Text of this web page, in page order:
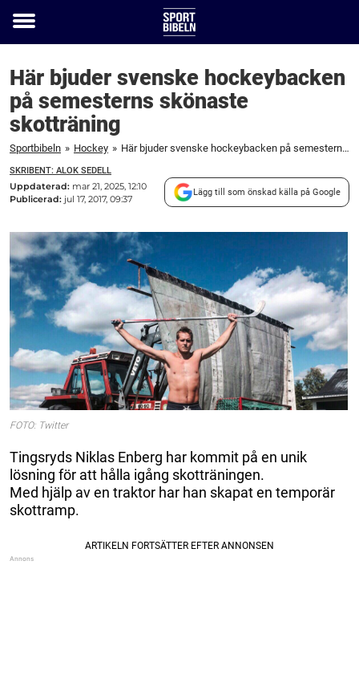
Toggle
Här bjuder svenske hockeybacken
på semesterns skönaste
skotträning
Sportbibeln » Hockey » Här bjuder svenske hockeybacken på semesterns skönaste skotträning
SKRIBENT: ALOK SEDELL
Uppdaterad: mar 21, 2025, 12:10
Publicerad: jul 17, 2017, 09:37
Lägg till som önskad källa på Google
FOTO: Twitter
Tingsryds Niklas Enberg har kommit på en unik
lösning för att hålla igång skotträningen.
Med hjälp av en traktor har han skapat en temporär
skottramp.